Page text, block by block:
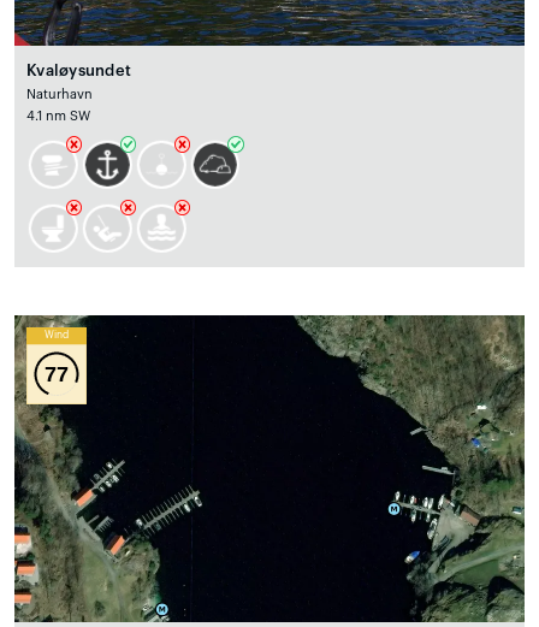
Kvaløysundet
Naturhavn
4.1 nm SW
Wind
77